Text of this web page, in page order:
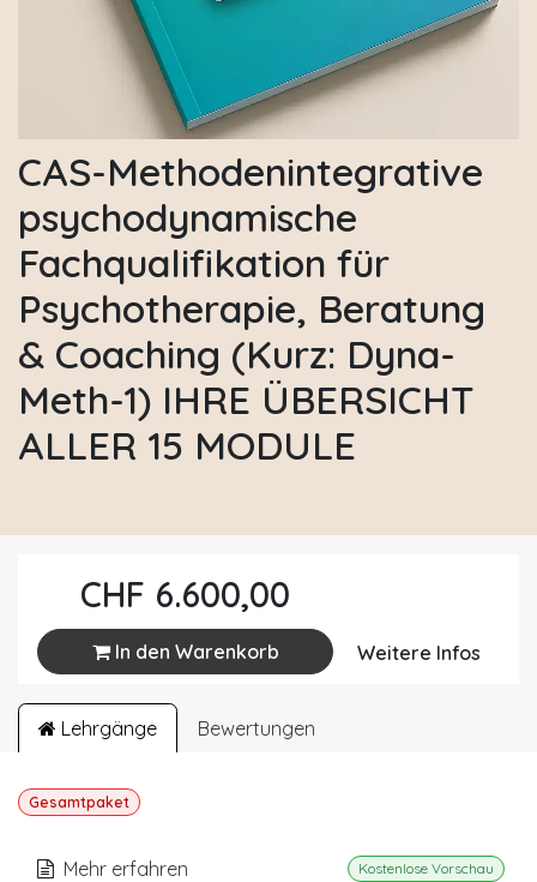
CAS-Methodenintegrative
psychodynamische
Fachqualifikation für
Psychotherapie, Beratung
& Coaching (Kurz: Dyna-
Meth-1) IHRE ÜBERSICHT
ALLER 15 MODULE
CHF 6.600,00
In den Warenkorb Weitere Infos
Lehrgänge Bewertungen
Gesamtpaket
Mehr erfahren Kostenlose Vorschau